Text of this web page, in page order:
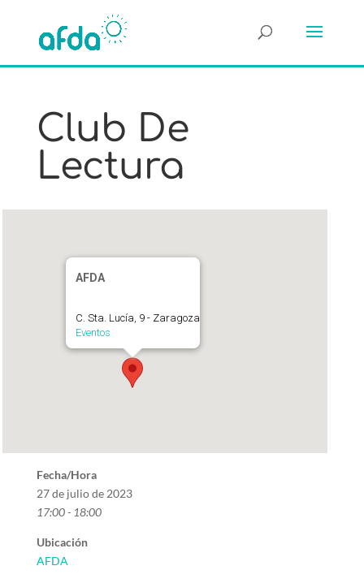
Club De
Lectura
AFDA
C. Sta. Lucía, 9 - Zaragoza
Eventos
Fecha/Hora
27 de julio de 2023
17:00 - 18:00
Ubicación
AFDA